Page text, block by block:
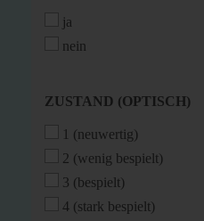
ja
nein
ZUSTAND
ZUSTAND (OPTISCH)
1 (neuwertig)
2 (wenig bespielt)
3 (bespielt)
4 (stark bespielt)